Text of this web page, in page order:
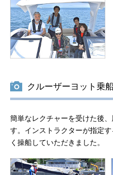
クルーザーヨット乗
簡単なレクチャーを受けた後
す。インストラクターが指定
く操船していただきました。